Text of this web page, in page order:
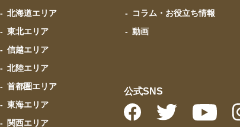
北海道エリア
東北エリア
信越エリア
北陸エリア
首都圏エリア
東海エリア
関西エリア
コラム・お役立ち情報
動画
公式SNS